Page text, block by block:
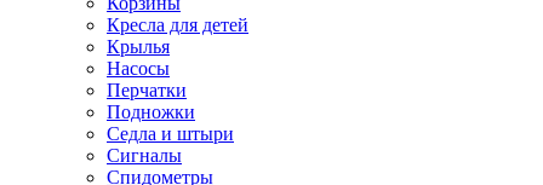
Кресла для детей
Крылья
Насосы
Перчатки
Подножки
Седла и штыри
Сигналы
Спидометры